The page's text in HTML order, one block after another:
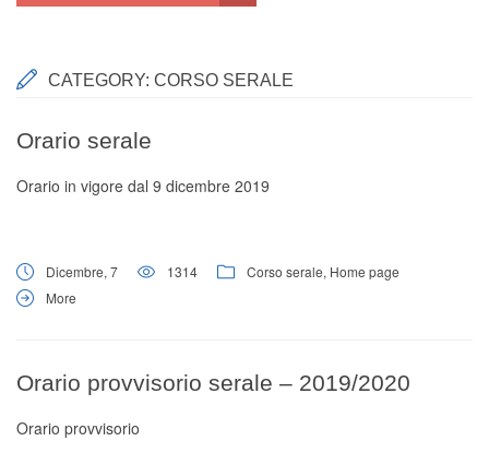
Potenziamoci
CATEGORY: CORSO SERALE
Orario serale
Orario in vigore dal 9 dicembre 2019
Dicembre, 7 1314 Corso serale, Home page
More
Orario provvisorio serale – 2019/2020
Orario provvisorio